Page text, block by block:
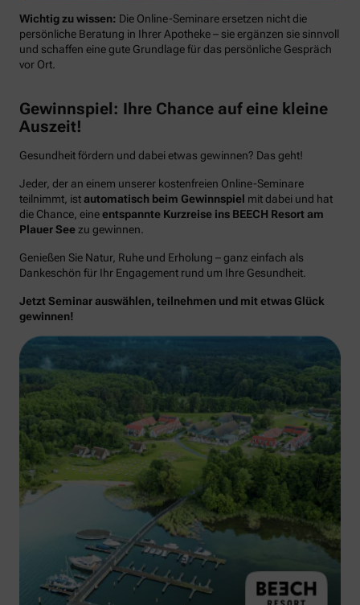
Wichtig zu wissen: Die Online-Seminare ersetzen nicht die
persönliche Beratung in Ihrer Apotheke – sie ergänzen sie sinnvoll
und schaffen eine gute Grundlage für das persönliche Gespräch
vor Ort.
Gewinnspiel: Ihre Chance auf eine kleine
Auszeit!
Gesundheit fördern und dabei etwas gewinnen? Das geht!
Jeder, der an einem unserer kostenfreien Online-Seminare
teilnimmt, istautomatisch beim Gewinnspiel mit dabei und hat
die Chance, eineentspannte Kurzreise ins BEECH Resort am
Plauer Seezu gewinnen.
Genießen Sie Natur, Ruhe und Erholung – ganz einfach als
Dankeschön für Ihr Engagement rund um Ihre Gesundheit.
Jetzt Seminar auswählen, teilnehmen und mit etwas Glück
gewinnen!